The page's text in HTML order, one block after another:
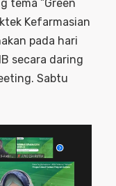
tema ”Green
Kefarmasian
pada hari
secara daring
Sabtu